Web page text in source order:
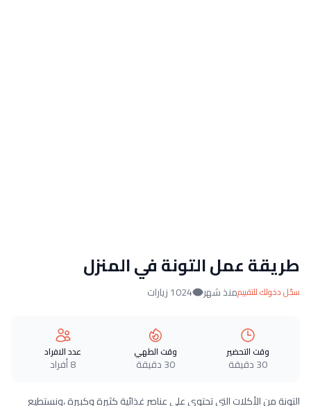
طريقة عمل التونة في المنزل
سجّل دخولك للتقييممنذ شهر 1024 زيارات
وقت التحضير
30 دقيقة
وقت الطهي
30 دقيقة
عدد الافراد
8 أفراد
التونة من الأكلات التي تحتوي على عناصر غذائية كثيرة وكبيرة ،ونستطيع